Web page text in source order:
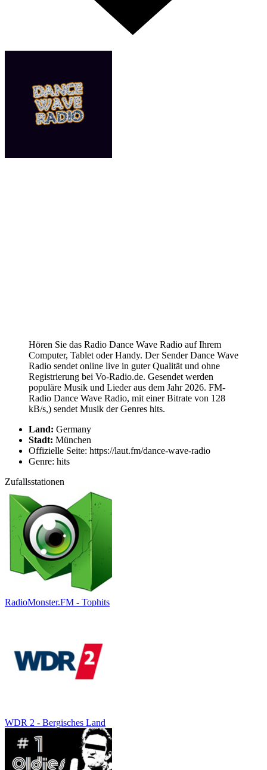
Hören Sie das Radio Dance Wave Radio auf Ihrem
Computer, Tablet oder Handy. Der Sender Dance Wave
Radio sendet online live in guter Qualität und ohne
Registrierung bei Vo-Radio.de. Gesendet werden
populäre Musik und Lieder aus dem Jahr 2026. FM-
Radio Dance Wave Radio, mit einer Bitrate von 128
kB/s,) sendet Musik der Genres hits.
Land: Germany
Stadt: München
Offizielle Seite: https://laut.fm/dance-wave-radio
Genre: hits
Zufallsstationen
RadioMonster.FM - Tophits
WDR 2 - Bergisches Land